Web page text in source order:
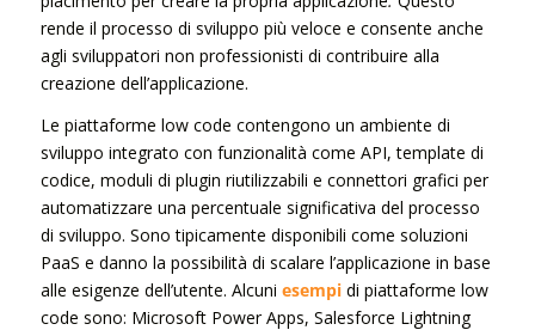
rende il processo di sviluppo più veloce e consente anche
agli sviluppatori non professionisti di contribuire alla
creazione dell’applicazione.
Le piattaforme low code contengono un ambiente di
sviluppo integrato con funzionalità come API, template di
codice, moduli di plugin riutilizzabili e connettori grafici per
automatizzare una percentuale significativa del processo
di sviluppo. Sono tipicamente disponibili come soluzioni
PaaS e danno la possibilità di scalare l’applicazione in base
alle esigenze dell’utente. Alcuni esempidi piattaforme low
code sono: Microsoft Power Apps, Salesforce Lightning